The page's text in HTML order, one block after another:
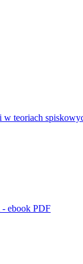
w teoriach
ebook PDF